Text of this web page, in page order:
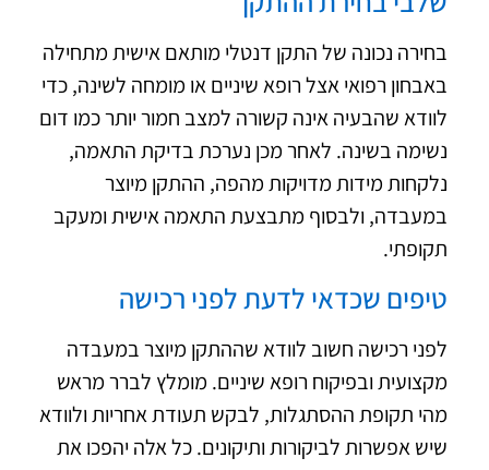
בחירה נכונה של התקן דנטלי מותאם אישית מתחילה
באבחון רפואי אצל רופא שיניים או מומחה לשינה, כדי
לוודא שהבעיה אינה קשורה למצב חמור יותר כמו דום
נשימה בשינה. לאחר מכן נערכת בדיקת התאמה,
נלקחות מידות מדויקות מהפה, ההתקן מיוצר
במעבדה, ולבסוף מתבצעת התאמה אישית ומעקב
תקופתי.
טיפים שכדאי לדעת לפני רכישה
לפני רכישה חשוב לוודא שההתקן מיוצר במעבדה
מקצועית ובפיקוח רופא שיניים. מומלץ לברר מראש
מהי תקופת ההסתגלות, לבקש תעודת אחריות ולוודא
שיש אפשרות לביקורות ותיקונים. כל אלה יהפכו את